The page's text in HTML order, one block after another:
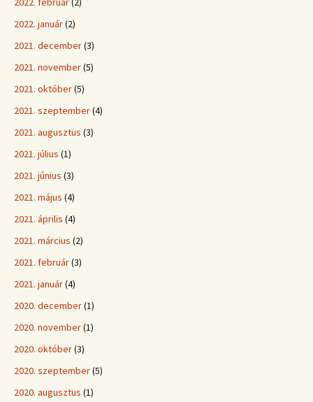
2022. január(2)
2021. december(3)
2021. november(5)
2021. október(5)
2021. szeptember(4)
2021. augusztus (3)
2021. július (1)
2021. június (3)
2021. május (4)
2021. április (4)
2021. március (2)
2021. február(3)
2021. január(4)
2020. december(1)
2020. november(1)
2020. október(3)
2020. szeptember(5)
2020. augusztus (1)